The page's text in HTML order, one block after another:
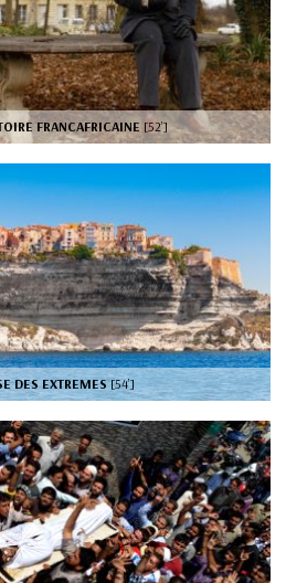
FRANCAFRICAINE [52’]
DES EXTREMES[54’]